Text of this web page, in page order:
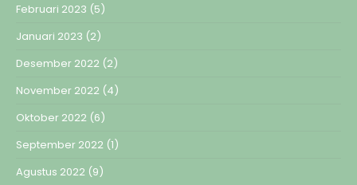
Februari 2023 (5)
Januari 2023 (2)
Desember 2022 (2)
November 2022 (4)
Oktober 2022 (6)
September 2022 (1)
Agustus 2022 (9)